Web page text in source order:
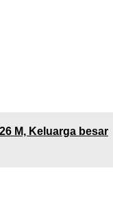
M, Keluarga besar